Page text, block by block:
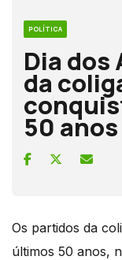
POLÍTICA
Dia
da
50 anos
Os partidos da
últimos 50 anos,